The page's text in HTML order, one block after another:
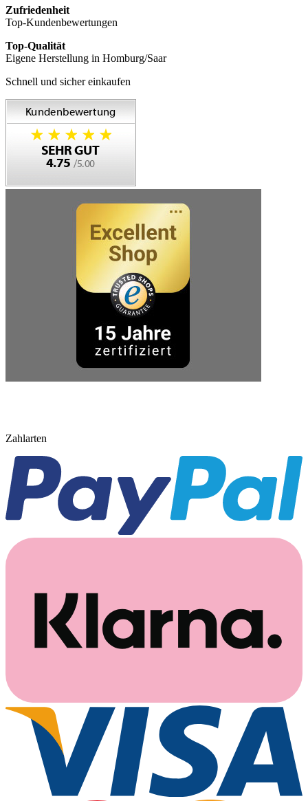
Zufriedenheit
Top-Kundenbewertungen
Top-Qualität
Eigene Herstellung in Homburg/Saar
Schnell und sicher einkaufen
Zahlarten